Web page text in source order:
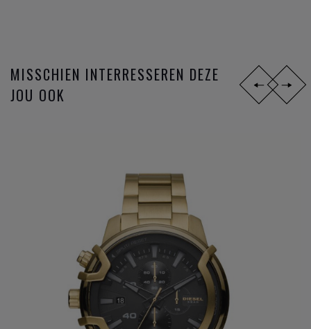
MISSCHIEN INTERRESSEREN DEZE
JOU OOK